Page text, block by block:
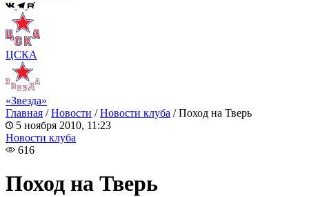
ЦСКА
«Звезда»
Главная /Новости /Новости клуба /Поход на Тверь
5 ноября 2010, 11:23
Новости клуба
616
Поход на Тверь